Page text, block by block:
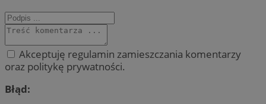
Akceptuję regulamin zamieszczania komentarzy
oraz politykę prywatności.
Błąd: